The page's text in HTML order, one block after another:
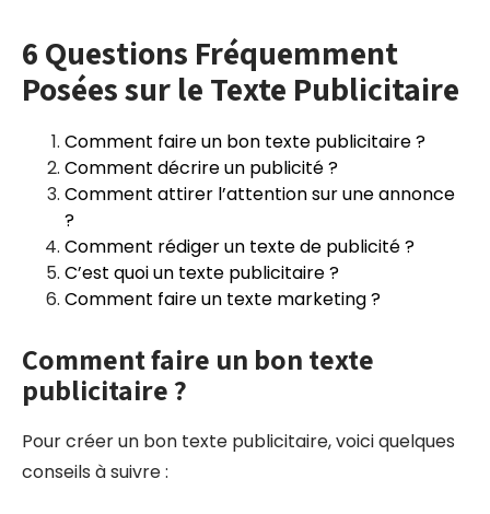
6 Questions Fréquemment
Posées sur le Texte Publicitaire
Comment faire un bon texte publicitaire ?
Comment décrire un publicité ?
Comment attirer l’attention sur une annonce
?
Comment rédiger un texte de publicité ?
C’est quoi un texte publicitaire ?
Comment faire un texte marketing ?
Comment faire un bon texte
publicitaire ?
Pour créer un bon texte publicitaire, voici quelques
conseils à suivre :